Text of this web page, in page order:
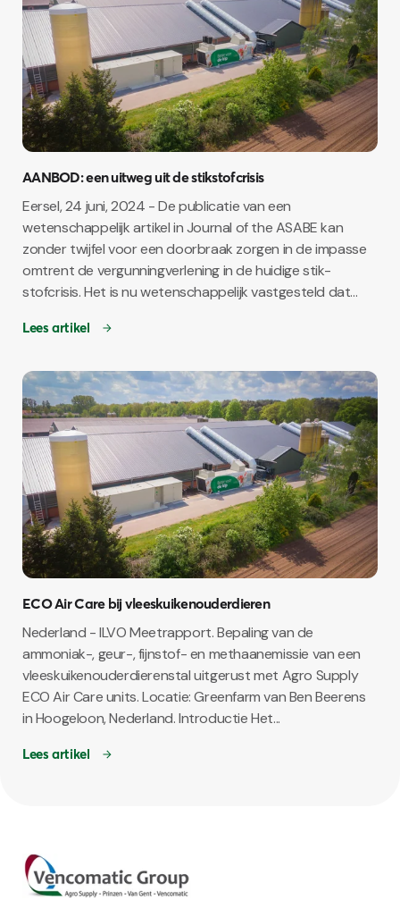
AANBOD: een uitweg uit de stikstofcrisis
Eersel, 24 juni, 2024 - De publicatie van een
wetenschappelijk artikel in Journal of the ASABE kan
zonder twijfel voor een doorbraak zorgen in de impasse
omtrent de vergunningverlening in de huidige stik-
stofcrisis. Het is nu wetenschappelijk vastgesteld dat...
Lees artikel
ECO Air Care bij vleeskuikenouderdieren
Nederland - ILVO Meetrapport. Bepaling van de
ammoniak-, geur-, fijnstof- en methaanemissie van een
vleeskuikenouderdierenstal uitgerust met Agro Supply
ECO Air Care units. Locatie: Greenfarm van Ben Beerens
in Hoogeloon, Nederland. Introductie Het...
Lees artikel